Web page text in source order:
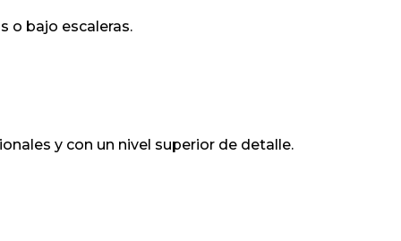
o bajo escaleras.
y con un nivel superior de detalle.